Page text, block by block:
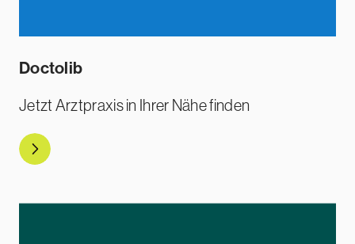
Doctolib
Jetzt Arztpraxis in Ihrer Nähe finden